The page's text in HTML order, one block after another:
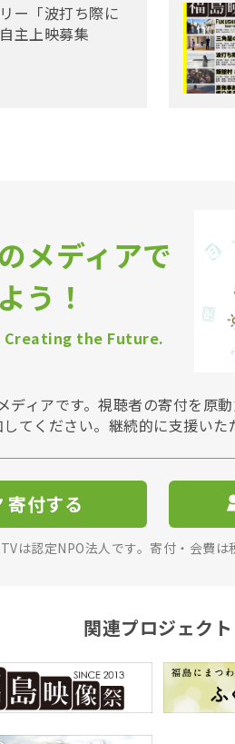
ー「波打ち際に
主上映募集
メディアで
う！
the Future.
ィアです。視聴者の寄付を原
てください。継続的に支援いた
寄付する
は認定NPO法人です。寄付・会費は
関連プロジェクト